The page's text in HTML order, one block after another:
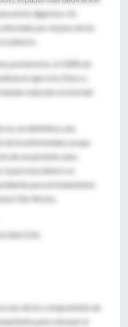
estrés digestivo. En
afectado por el paso de los
posteriores, el 100% de
ejercicio físico y
reducido el nivel del
es, en definitiva, una
de la enfermedad, ya que
de un paciente sano.
la persona debe ir al
para el tratamiento
Vila-Rovira.
NACION
uno de los componentes de
para retrasar el